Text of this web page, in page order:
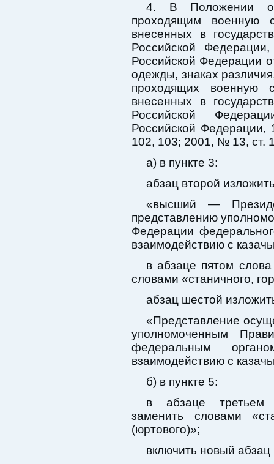
4. В Положении о
проходящим военную
внесенных в
Российской
Российской Федерации
одежды, знаках
проходящих военную
внесенных в
Российской
Российской
102, 103; 2001, № 13, ст.
а) в пункте 3:
абзац второй
«высший —
представлению
Федерации
взаимодействию с
в абзаце пятом слова
словами «станичного,
абзац шестой
«Представление
уполномоченным
федеральным
взаимодействию с
б) в пункте 5:
в абзаце третьем
заменить словами
(юртового)»;
включить новый